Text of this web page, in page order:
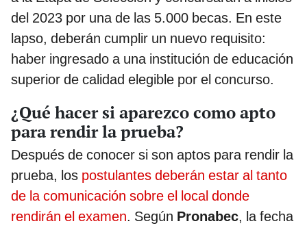
del 2023 por una de las 5.000 becas. En este
lapso, deberán cumplir un nuevo requisito:
haber ingresado a una institución de educación
superior de calidad elegible por el concurso.
¿Qué hacer si aparezco como apto
para rendir la prueba?
Después de conocer si son aptos para rendir la
prueba, los postulantes deberán estar al tanto
de la comunicación sobre el local donde
rendirán el examen. Según Pronabec, la fecha